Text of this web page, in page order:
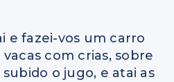
e fazei-vos um carro
vacas com crias, sobre
o jugo, e atai as